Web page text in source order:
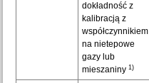
dokładność z
kalibracją z
współczynnikiem
na nietepowe
gazy lub
mieszaniny 1)